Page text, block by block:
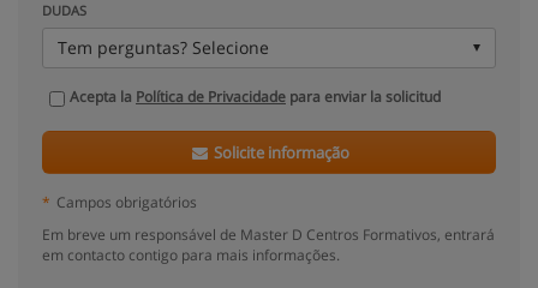
DUDAS
Tem perguntas? Selecione
Acepta la Política de Privacidade para enviar la solicitud
Solicite informação
* Campos obrigatórios
Em breve um responsável de Master D Centros Formativos, entrará
em contacto contigo para mais informações.